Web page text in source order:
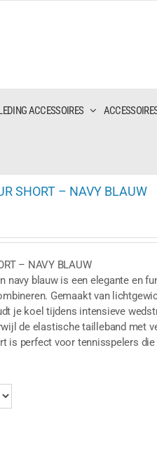
ACCESSOIRES
SHORT – NAVY BLAUW
– NAVY BLAUW
navy blauw is een elegante en
Gemaakt van
je koel tijdens intensieve
de elastische tailleband met
is perfect voor tennisspelers